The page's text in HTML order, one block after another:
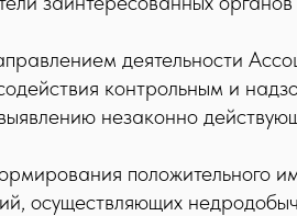
деятельности
контрольным и
незаконно
положительного
осуществляющих